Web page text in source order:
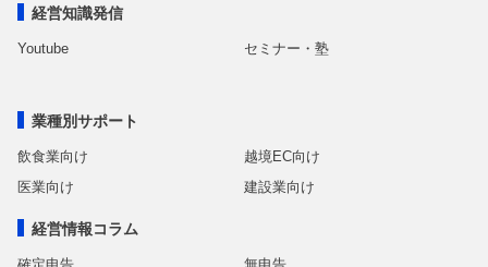
経営知識発信
Youtube セミナー・塾
業種別サポート
飲食業向け
越境EC向け
医業向け
建設業向け
経営情報コラム